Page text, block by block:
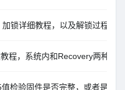
锁详细教程，以及解锁过程中
程，系统内和Recovery两种方
检验固件是否完整，或者是否